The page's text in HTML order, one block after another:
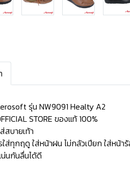
รุ่น NW9091 Healty A2
STORE ของแท้ 100%
สบายเท้า
ใส่ทุกฤดู ใส่หน้าฝน ไม่กลัวเปียก ใส่หน้า
นกันลื่นได้ดี